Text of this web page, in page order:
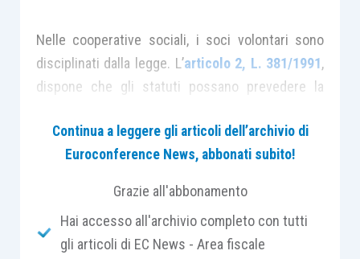
Nelle cooperative sociali, i soci volontari sono
disciplinati dalla legge. L’articolo 2, L. 381/1991,
dispone che gli statuti possano prevedere la
propriaattività gratuitamente. Ogni volta che la
legge o lo statuto di una cooperativa introducono
(denominati soci cooperatori), si pone il problema
della coesistenza tra di loro e dell’applicabilità
Continua a leggere gli articoli dell’archivio di
Euroconference News, abbonati subito!
Grazie all'abbonamento
Hai accesso all'archivio completo con tutti
gli articoli di EC News - Area fiscale